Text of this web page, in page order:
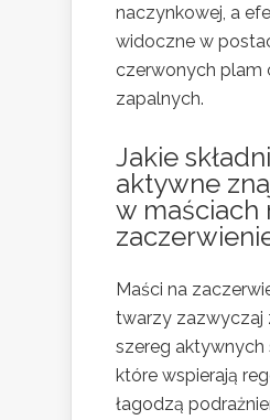
naczynkowej, a
widoczne w
czerwonych plam
zapalnych.
Jakie
aktywne
w maściach
Maści na
twarzy zazwyczaj
szereg aktywnych
które wspierają
łagodzą